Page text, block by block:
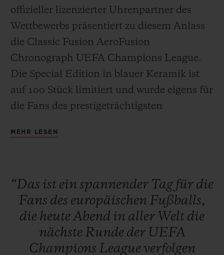
offizieller lizenzierter Uhrenpartner des
Wettbewerbs präsentiert zu diesem Anlass
die Classic Fusion AeroFusion
Chronograph UEFA Champions League.
Die Special Edition in blauer Keramik ist
auf 100 Stück limitiert und wurde eigens für
die Fans des prestigeträchtigsten
Vereinsmannschaften kreiert.
MEHR LESEN
“Das ist ein spannender Tag für die
Fans des europäischen Fußballs,
die heute Abend in aller Welt die
nächste Runde der UEFA
Champions League verfolgen